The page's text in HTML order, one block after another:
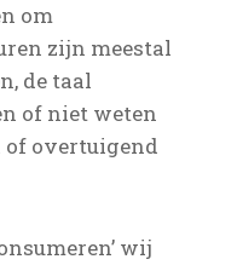
om
zijn meestal
de taal
of niet weten
of overtuigend
wij